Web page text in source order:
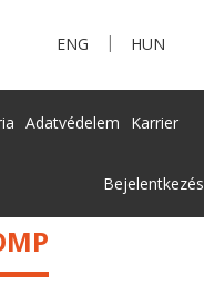
ENG | HUN
Adatvédelem Karrier
Bejelentkezés